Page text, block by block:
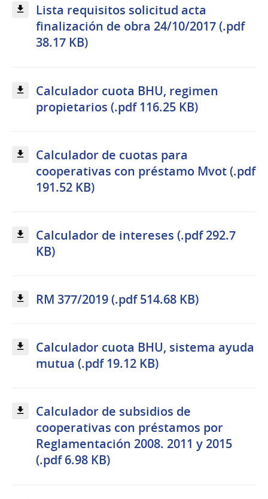
Lista requisitos solicitud acta
finalización de obra 24/10/2017 (.pdf
38.17 KB)
Calculador cuota BHU, regimen
propietarios (.pdf 116.25 KB)
Calculador de cuotas para
cooperativas con préstamo Mvot (.pdf
191.52 KB)
Calculador de intereses (.pdf 292.7
KB)
RM 377/2019 (.pdf 514.68 KB)
Calculador cuota BHU, sistema ayuda
mutua (.pdf 19.12 KB)
Calculador de subsidios de
cooperativas con préstamos por
Reglamentación 2008. 2011 y 2015
(.pdf 6.98 KB)